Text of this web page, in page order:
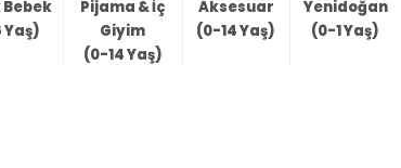
Pijama & İç
Giyim
(0-14 Yaş)
Aksesuar
(0-14 Yaş)
Yenidoğan
(0-1 Yaş)